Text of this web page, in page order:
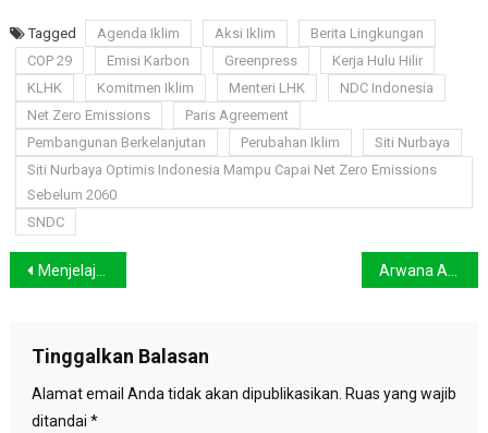
Tagged Agenda Iklim Aksi Iklim
Berita Lingkungan
COP 29
Emisi Karbon Greenpress
Kerja Hulu Hilir
KLHK
Komitmen Iklim Menteri LHK
NDC Indonesia
Net Zero Emissions
Paris Agreement
Pembangunan Berkelanjutan
Perubahan Iklim
Siti Nurbaya
Siti Nurbaya Optimis Indonesia Mampu Capai Net Zero Emissions
Sebelum 2060
SNDC
Navigasi
Menjelajahi Bumi, Ini Cara Efektif dan Hemat untuk Melakukan Perjalanan Keliling Dunia
Tinggalkan Balasan
Alamat email Anda tidak akan dipublikasikan. Ruas yang wajib
ditandai *